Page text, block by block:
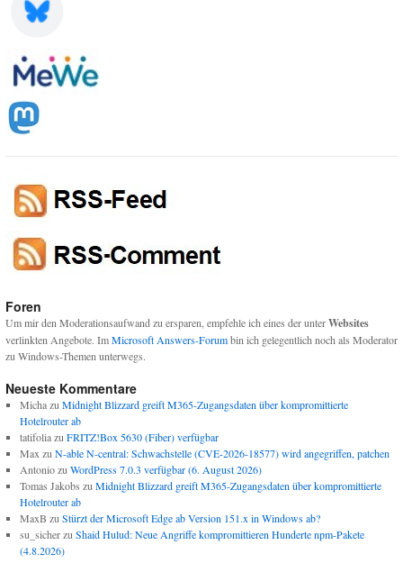
Foren
Um mir den Moderationsaufwand zu ersparen, empfehle ich eines der unterWebsites
verlinkten Angebote. ImMicrosoft Answers-Forumbin ich gelegentlich noch als Moderator
zu Windows-Themen unterwegs.
Neueste Kommentare
Michazu Midnight Blizzard greift M365-Zugangsdaten über kompromittierte
Hotelrouter ab
tatifoliazu FRITZ!Box 5630 (Fiber) verfügbar
Max zu N-able N-central: Schwachstelle (CVE-2026-18577) wird angegriffen, patchen
Antoniozu WordPress 7.0.3 verfügbar (6. August 2026)
Tomas Jakobs zu Midnight Blizzard greift M365-Zugangsdaten über kompromittierte
Hotelrouter ab
MaxB zu Stürzt der Microsoft Edge ab Version 151.x in Windows ab?
su_sicherzu Shaid Hulud: Neue Angriffe kompromittieren Hunderte npm-Pakete
(4.8.2026)